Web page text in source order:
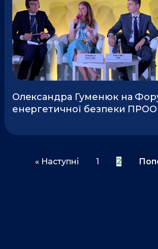
Олександра Гуменюк на
енергетичної безпеки
« Наступні 1 2